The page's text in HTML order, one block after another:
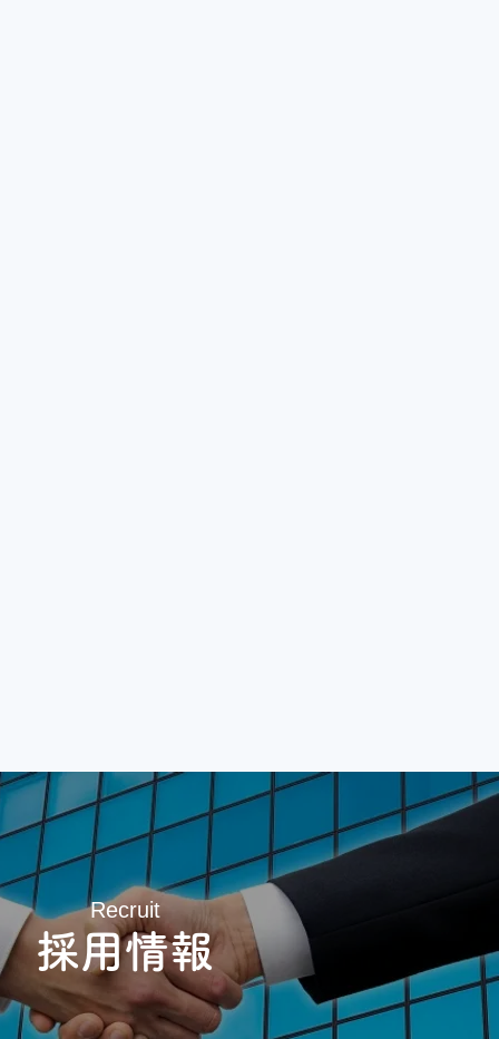
採用情報
Recruit